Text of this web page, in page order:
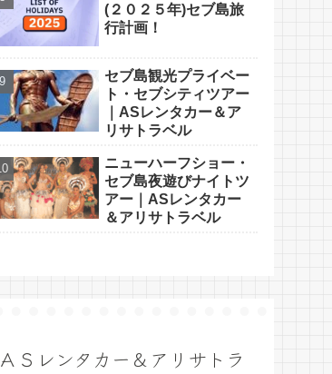
(２０２５年)セブ島旅
行計画！
セブ島観光プライベー
ト・セブシティツアー
｜ASレンタカー＆ア
リサトラベル
ニューハーフショー・
セブ島夜遊びナイトツ
アー｜ASレンタカー
＆アリサトラベル
ＡＳレンタカー＆アリサトラ